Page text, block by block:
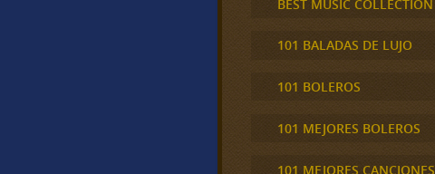
BEST MUSIC COLLECTION
101 BALADAS DE LUJO
101 BOLEROS
101 MEJORES BOLEROS
101 MEJORES CANCIONES